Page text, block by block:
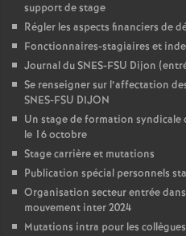
support de stage
Régler les aspects financiers de
Fonctionnaires-stagiaires et
Journal du SNES-FSU Dijon
Se renseigner sur l’affectation
SNES-FSU DIJON
Un stage de formation syndicale
le 16 octobre
Stage carrière et mutations
Publication spécial personnels
Organisation secteur entrée
mouvement inter 2024
Mutations intra pour les